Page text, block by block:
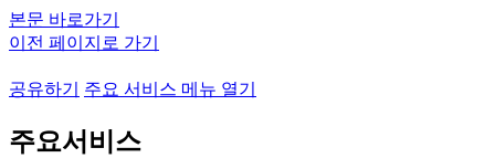
본문 바로가기
이전 페이지로 가기
공유하기 주요 서비스 메뉴 열기
주요서비스